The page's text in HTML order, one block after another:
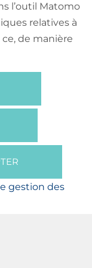
l’outil Matomo
relatives à
de manière
gestion des